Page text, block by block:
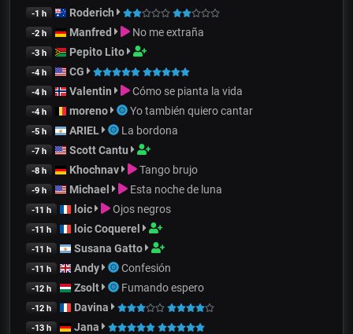
-1 h Roderich
-2 h Manfred No me extraña
-3 h Pepito Lito
-4 h CG
-4 h Valentin Cómo se pianta la vida
-4 h moreno Yo también quiero cantar
-5 h ARIEL La bordona
-7 h Scott Cantu
-8 h Khochnav Tango brujo
-9 h Michael Esta noche de luna
-11 h loic Ojos negros
-11 h loic Coquerel
-11 h Susana Gatto
-11 h Andy Confesión
-12 h Zsolt Fumando espero
-12 h Davina
-13 h Jana